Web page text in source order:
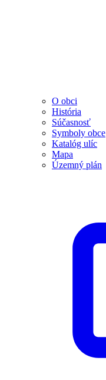
O obci
História
Súčasnosť
Symboly obce
Katalóg ulíc
Mapa
Územný plán